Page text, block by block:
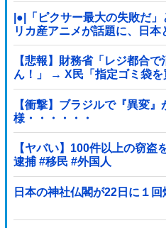
|●|「ピクサー最大の失敗だ
リカ産アニメが話題に、日
わ……
【悲報】財務省「レジ都合
ん！」 → X民「指定ゴミ袋
税はゼロになるんだけど？」
【衝撃】ブラジルで『異変
様・・・・・・
【ヤバい】100件以上の窃盗
逮捕 #移民 #外国人
日本の神社仏閣が22日に１回